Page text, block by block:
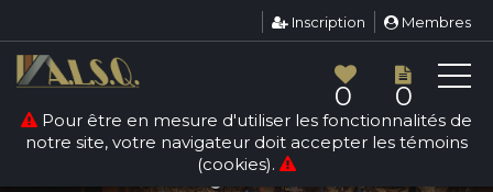
Inscription Membres
0 0
Pour être en mesure d'utiliser les fonctionnalités de
notre site, votre navigateur doit accepter les témoins
(cookies).
FORFAIT BANQUET ET RÉCEPTION
Nouveau